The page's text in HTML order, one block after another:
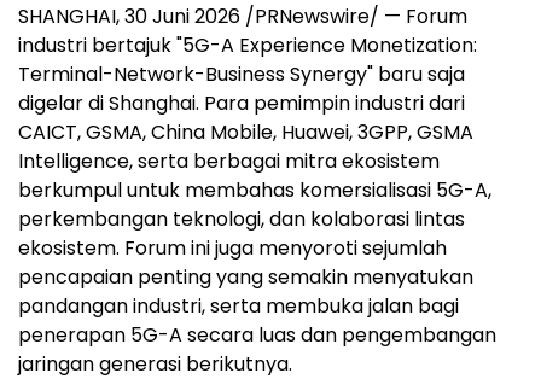
SHANGHAI, 30 Juni 2026 /PRNewswire/ — Forum
industri bertajuk "5G-A Experience Monetization:
Terminal-Network-Business Synergy" baru saja
digelar di Shanghai. Para pemimpin industri dari
CAICT, GSMA, China Mobile, Huawei, 3GPP, GSMA
Intelligence, serta berbagai mitra ekosistem
berkumpul untuk membahas komersialisasi 5G-A,
perkembangan teknologi, dan kolaborasi lintas
ekosistem. Forum ini juga menyoroti sejumlah
pencapaian penting yang semakin menyatukan
pandangan industri, serta membuka jalan bagi
penerapan 5G-A secara luas dan pengembangan
jaringan generasi berikutnya.